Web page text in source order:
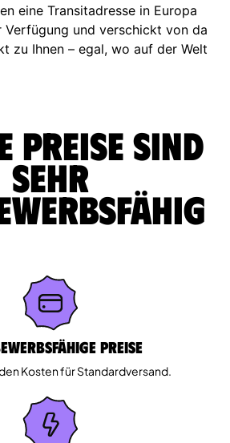
eine Transitadresse in Europa
Verfügung und verschickt von da
zu Ihnen – egal, wo auf der Welt
Preise sind
sehr
Preise
Kosten für Standardversand.